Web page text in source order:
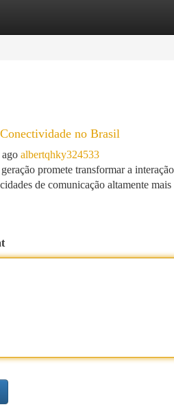
Site Listings
no Brasil
ago albertqhky324533
promete transformar a
de comunicação altamente